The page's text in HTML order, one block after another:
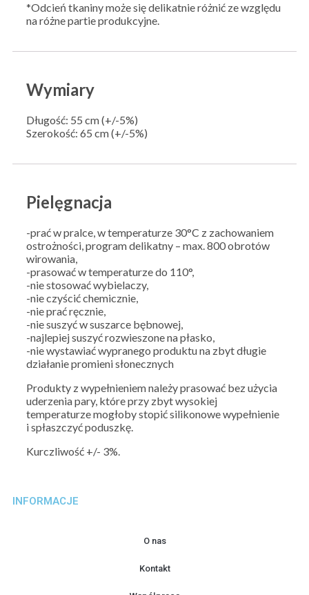
*Odcień tkaniny może się delikatnie różnić ze względu
na różne partie produkcyjne.
Wymiary
Długość: 55 cm (+/-5%)
Szerokość: 65 cm (+/-5%)
Pielęgnacja
-prać w pralce, w temperaturze 30°C z zachowaniem
ostrożności, program delikatny – max. 800 obrotów
wirowania,
-prasować w temperaturze do 110°,
-nie stosować wybielaczy,
-nie czyścić chemicznie,
-nie prać ręcznie,
-nie suszyć w suszarce bębnowej,
-najlepiej suszyć rozwieszone na płasko,
-nie wystawiać wypranego produktu na zbyt długie
działanie promieni słonecznych
Produkty z wypełnieniem należy prasować bez użycia
uderzenia pary, które przy zbyt wysokiej
temperaturze mogłoby stopić silikonowe wypełnienie
i spłaszczyć poduszkę.
Kurczliwość +/- 3%.
INFORMACJE
O nas
Kontakt